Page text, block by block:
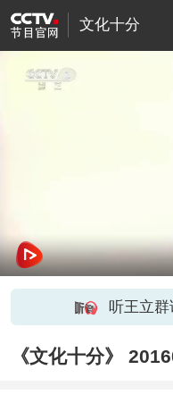
文化十分
听王立
《文化十分》